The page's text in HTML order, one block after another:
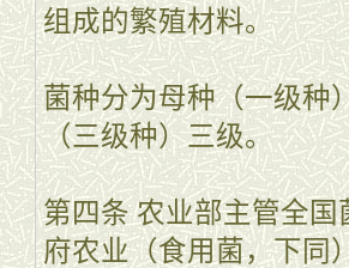
组成的繁殖材料。
菌种分为母种（一级种
（三级种）三级。
第四条 农业部主管全
府农业（食用菌，下同